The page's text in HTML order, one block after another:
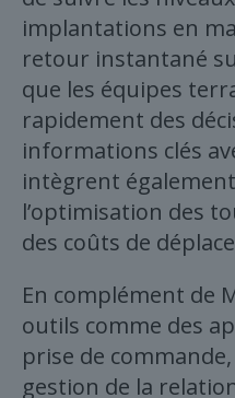
implantations en
retour instantané
que les équipes
rapidement des
informations clés
intègrent
l’optimisation des
des coûts de
En complément de
outils comme des
prise de
gestion de la